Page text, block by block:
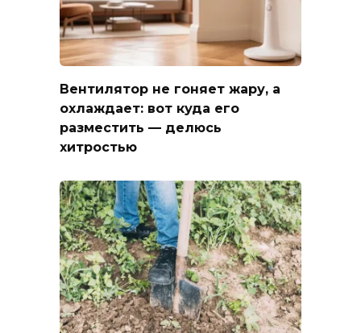
Вентилятор не гоняет жару, а
охлаждает: вот куда его
разместить — делюсь
хитростью